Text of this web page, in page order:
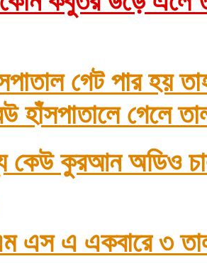
গেট পার হয়
হাঁসপাতালে গেলে
কুরআন অডিও
এস এ একবারে ৩